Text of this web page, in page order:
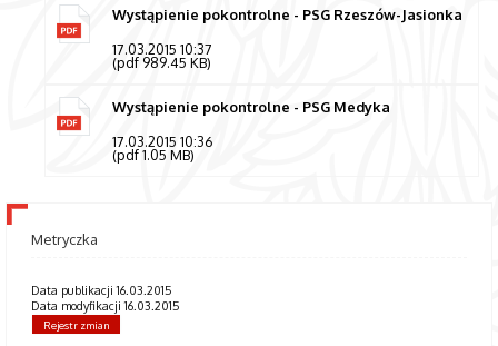
Wystąpienie pokontrolne - PSG Rzeszów-Jasionka
17.03.2015 10:37
(pdf 989.45 KB)
Wystąpienie pokontrolne - PSG Medyka
17.03.2015 10:36
(pdf 1.05 MB)
Metryczka
Data publikacji 16.03.2015
Data modyfikacji 16.03.2015
Rejestr zmian